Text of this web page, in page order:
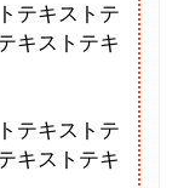
テキストテ
キストテキ
テキストテ
キストテキ